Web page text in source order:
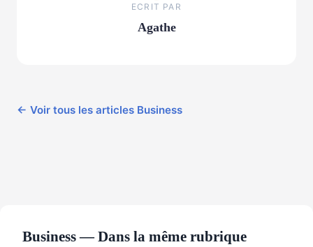
ECRIT PAR
Agathe
← Voir tous les articles Business
Business — Dans la même rubrique